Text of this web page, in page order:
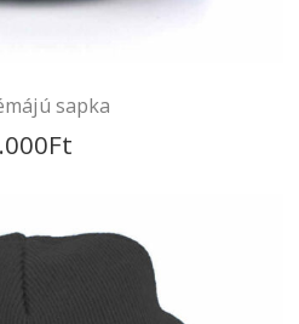
4.000Ft